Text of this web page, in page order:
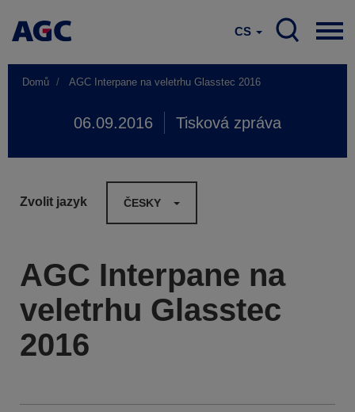
CS
Domů AGC Interpane na veletrhu Glasstec 2016
06.09.2016 Tisková zpráva
Zvolit jazyk ČESKY
AGC Interpane na
veletrhu Glasstec
2016